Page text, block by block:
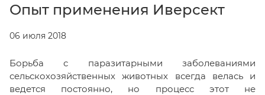
Опыт применения Иверсект
06 июля 2018
Борьба с паразитарными заболеваниями
сельскохозяйственных животных всегда велась и
ведется постоянно, но процесс этот не